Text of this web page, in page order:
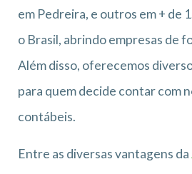
em Pedreira, e outros em + de
o Brasil, abrindo empresas de
Além disso, oferecemos
para quem decide contar com
contábeis.
Entre as diversas vantagens da